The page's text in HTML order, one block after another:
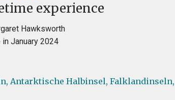
experience
Hawksworth
January 2024
Antarktische Halbinsel, Falklandinseln,